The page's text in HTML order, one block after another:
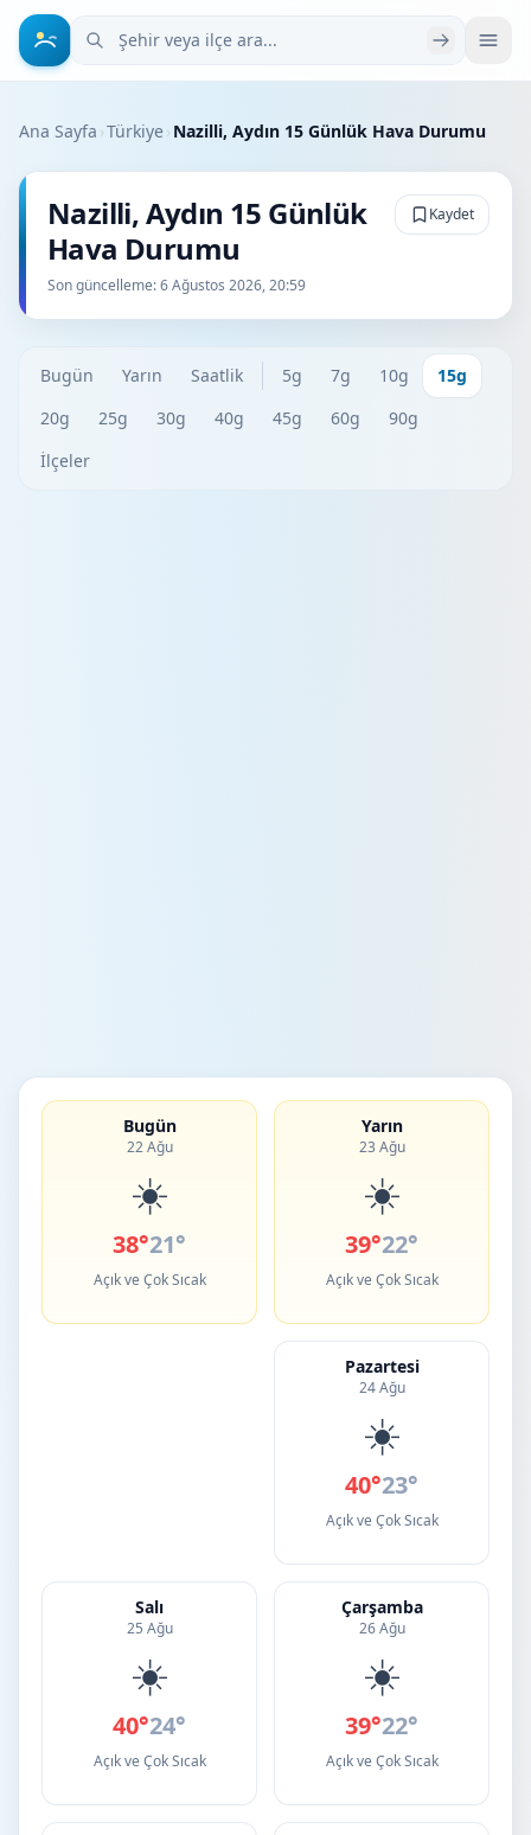
Şehir veya ilçe ara
Ana Sayfa ›Türkiye› Nazilli, Aydın 15 Günlük Hava Durumu
Nazilli, Aydın 15 Günlük
Hava Durumu
Son güncelleme:6 Ağustos 2026, 20:59
Kaydet
Bugün Yarın Saatlik 5g 7g 10g
15g
20g
25g 30g 40g 45g 60g
90g
İlçeler
Bugün
22 Ağu
☀️
38°21°
Açık ve Çok Sıcak
Yarın
23 Ağu
☀️
39°22°
Açık ve Çok Sıcak
Pazartesi
24 Ağu
☀️
40°23°
Açık ve Çok Sıcak
Salı
25 Ağu
☀️
40°24°
Açık ve Çok Sıcak
Çarşamba
26 Ağu
☀️
39°22°
Açık ve Çok Sıcak